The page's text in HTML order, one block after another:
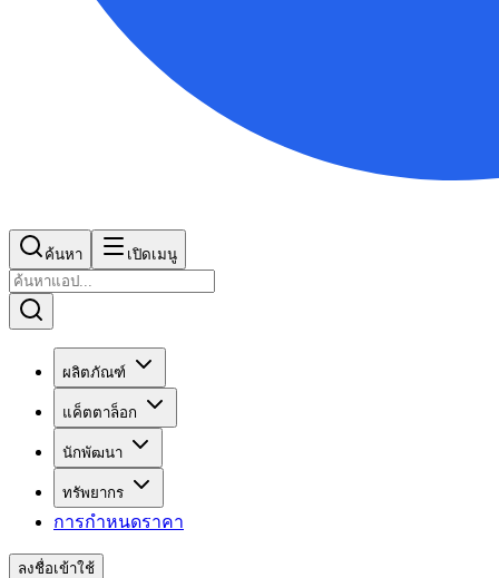
ค้นหา เปิดเมนู
ผลิตภัณฑ์
แค็ตตาล็อก
นักพัฒนา
ทรัพยากร
การกำหนดราคา
ลงชื่อเข้าใช้